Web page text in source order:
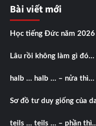
Bài viết mới
Học tiếng Đức năm
Lâu rồi không làm gì
halb … halb … – nửa
Sơ đồ tư duy giống của
teils … teils … – phần